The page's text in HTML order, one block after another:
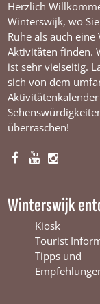
Herzlich
Winterswijk, wo
Ruhe als auch eine
Aktivitäten finden.
ist sehr vielseitig.
sich von dem
überraschen!
F
e
Y
T
u
b
e
W
I
t
a
g
r
a
Winterswijk
Kiosk
Tourist
Tipps und